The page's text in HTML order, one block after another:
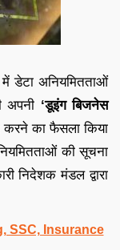
में डेटा अनियमितताओं
अपनी ‘डूइंग बिजनेस
करने का फैसला किया
की सूचना
निदेशक मंडल द्वारा
SSC, Insurance